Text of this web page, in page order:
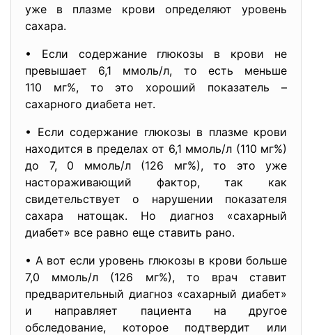
уже в плазме крови определяют уровень
сахара.
• Если содержание глюкозы в крови не
превышает 6,1 ммоль/л, то есть меньше
110 мг%, то это хороший показатель –
сахарного диабета нет.
• Если содержание глюкозы в плазме крови
находится в пределах от 6,1 ммоль/л (110 мг%)
до 7, 0 ммоль/л (126 мг%), то это уже
настораживающий фактор, так как
свидетельствует о нарушении показателя
сахара натощак. Но диагноз «сахарный
диабет» все равно еще ставить рано.
• А вот если уровень глюкозы в крови больше
7,0 ммоль/л (126 мг%), то врач ставит
предварительный диагноз «сахарный диабет»
и направляет пациента на другое
обследование, которое подтвердит или